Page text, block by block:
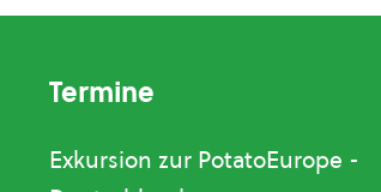
Termine
Exkursion zur PotatoEurope -